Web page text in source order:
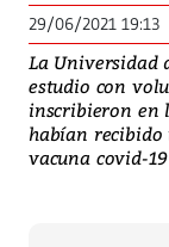
29/06/2021 19:13
La Universidad
estudio con
inscribieron en
habían recibido
vacuna covid-